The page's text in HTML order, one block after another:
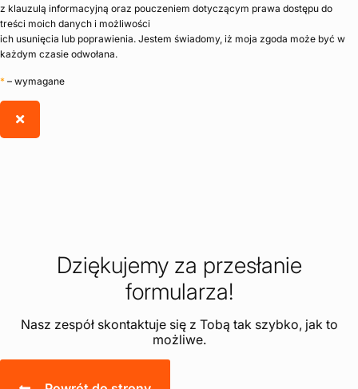
z klauzulą informacyjną oraz pouczeniem dotyczącym prawa dostępu do
treści moich danych i możliwości
ich usunięcia lub poprawienia. Jestem świadomy, iż moja zgoda może być w
każdym czasie odwołana.
* – wymagane
Dziękujemy za przesłanie
formularza!
Nasz zespół skontaktuje się z Tobą tak szybko, jak to
możliwe.